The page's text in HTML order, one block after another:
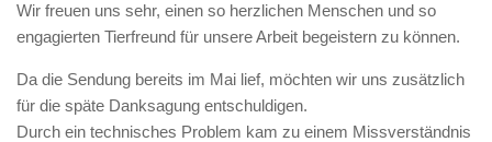
Wir freuen uns sehr, einen so herzlichen Menschen und so
engagierten Tierfreund für unsere Arbeit begeistern zu können.
Da die Sendung bereits im Mai lief, möchten wir uns zusätzlich
für die späte Danksagung entschuldigen.
Durch ein technisches Problem kam zu einem Missverständnis